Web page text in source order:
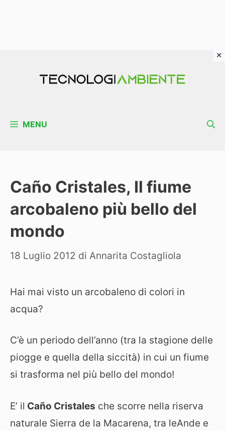
MENU
Caño Cristales, Il fiume
arcobaleno più bello del
mondo
18 Luglio 2012 di Annarita Costagliola
Hai mai visto un arcobaleno di colori in
acqua?
C’è un periodo dell’anno (tra la stagione delle
piogge e quella della siccità) in cui un fiume
si trasforma nel più bello del mondo!
E’ il Caño Cristales che scorre nella riserva
naturale Sierra de la Macarena, tra leAnde e